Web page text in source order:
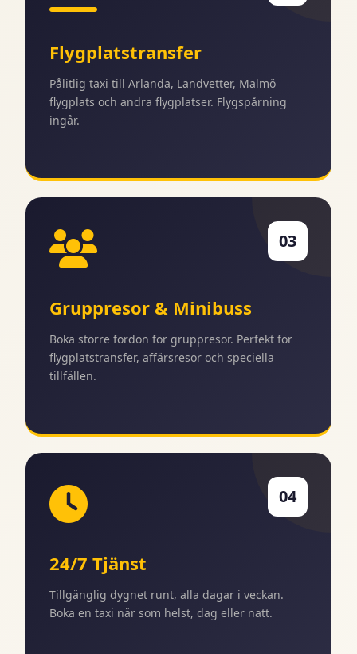
Flygplatstransfer
Pålitlig taxi till Arlanda, Landvetter, Malmö
flygplats och andra flygplatser. Flygspårning
ingår.
03
Gruppresor & Minibuss
Boka större fordon för gruppresor. Perfekt för
flygplatstransfer, affärsresor och speciella
tillfällen.
04
24/7 Tjänst
Tillgänglig dygnet runt, alla dagar i veckan.
Boka en taxi när som helst, dag eller natt.